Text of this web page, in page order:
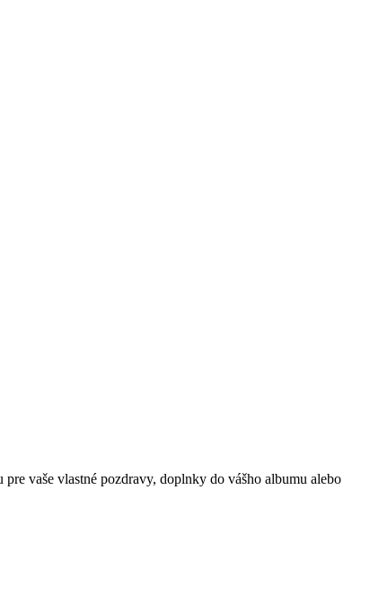
vaše vlastné pozdravy, doplnky do vášho albumu alebo